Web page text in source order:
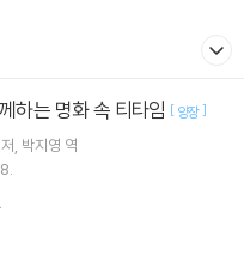
하는 명화 속 티타임 [ 양장]
저 박지영 역